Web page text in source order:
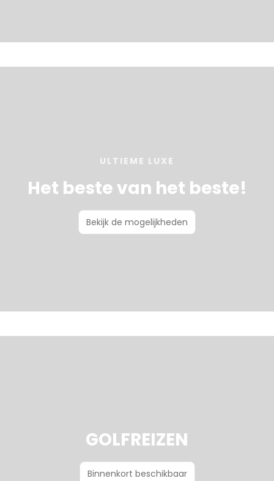
ULTIEME LUXE
Het beste van het beste!
Bekijk de mogelijkheden
GOLFREIZEN
Binnenkort beschikbaar